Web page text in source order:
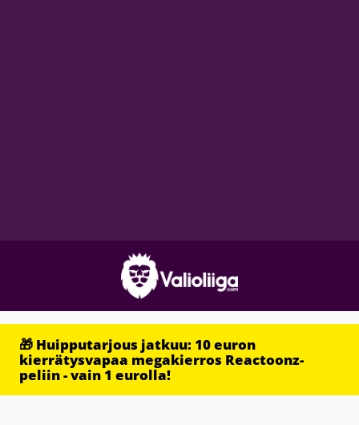
🎁 Huipputarjous jatkuu: 10 euron
kierrätysvapaa megakierros Reactoonz-
peliin - vain 1 eurolla!